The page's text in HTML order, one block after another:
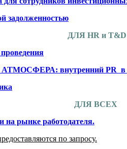
задолженностью
ДЛЯ HR и T&D
внутренний PR в
ДЛЯ ВСЕХ
на рынке работодателя.
по запросу.